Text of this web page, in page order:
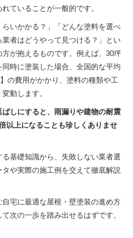
ていることが一般的です。
らいかかる？」「どんな塗料を選べ
者はどうやって見つける？」とい
が抱えるものです。例えば、30坪
時に塗装した場合、全国的な平均
の費用がかかり、塗料の種類や工
動します。
しにすると、雨漏りや建物の耐震
以上になることも珍しくありませ
基礎知識から、失敗しない業者選
や実際の施工例を交えて徹底解説
宅に最適な屋根・壁塗装の進め方
次の一歩を踏み出せるはずです。